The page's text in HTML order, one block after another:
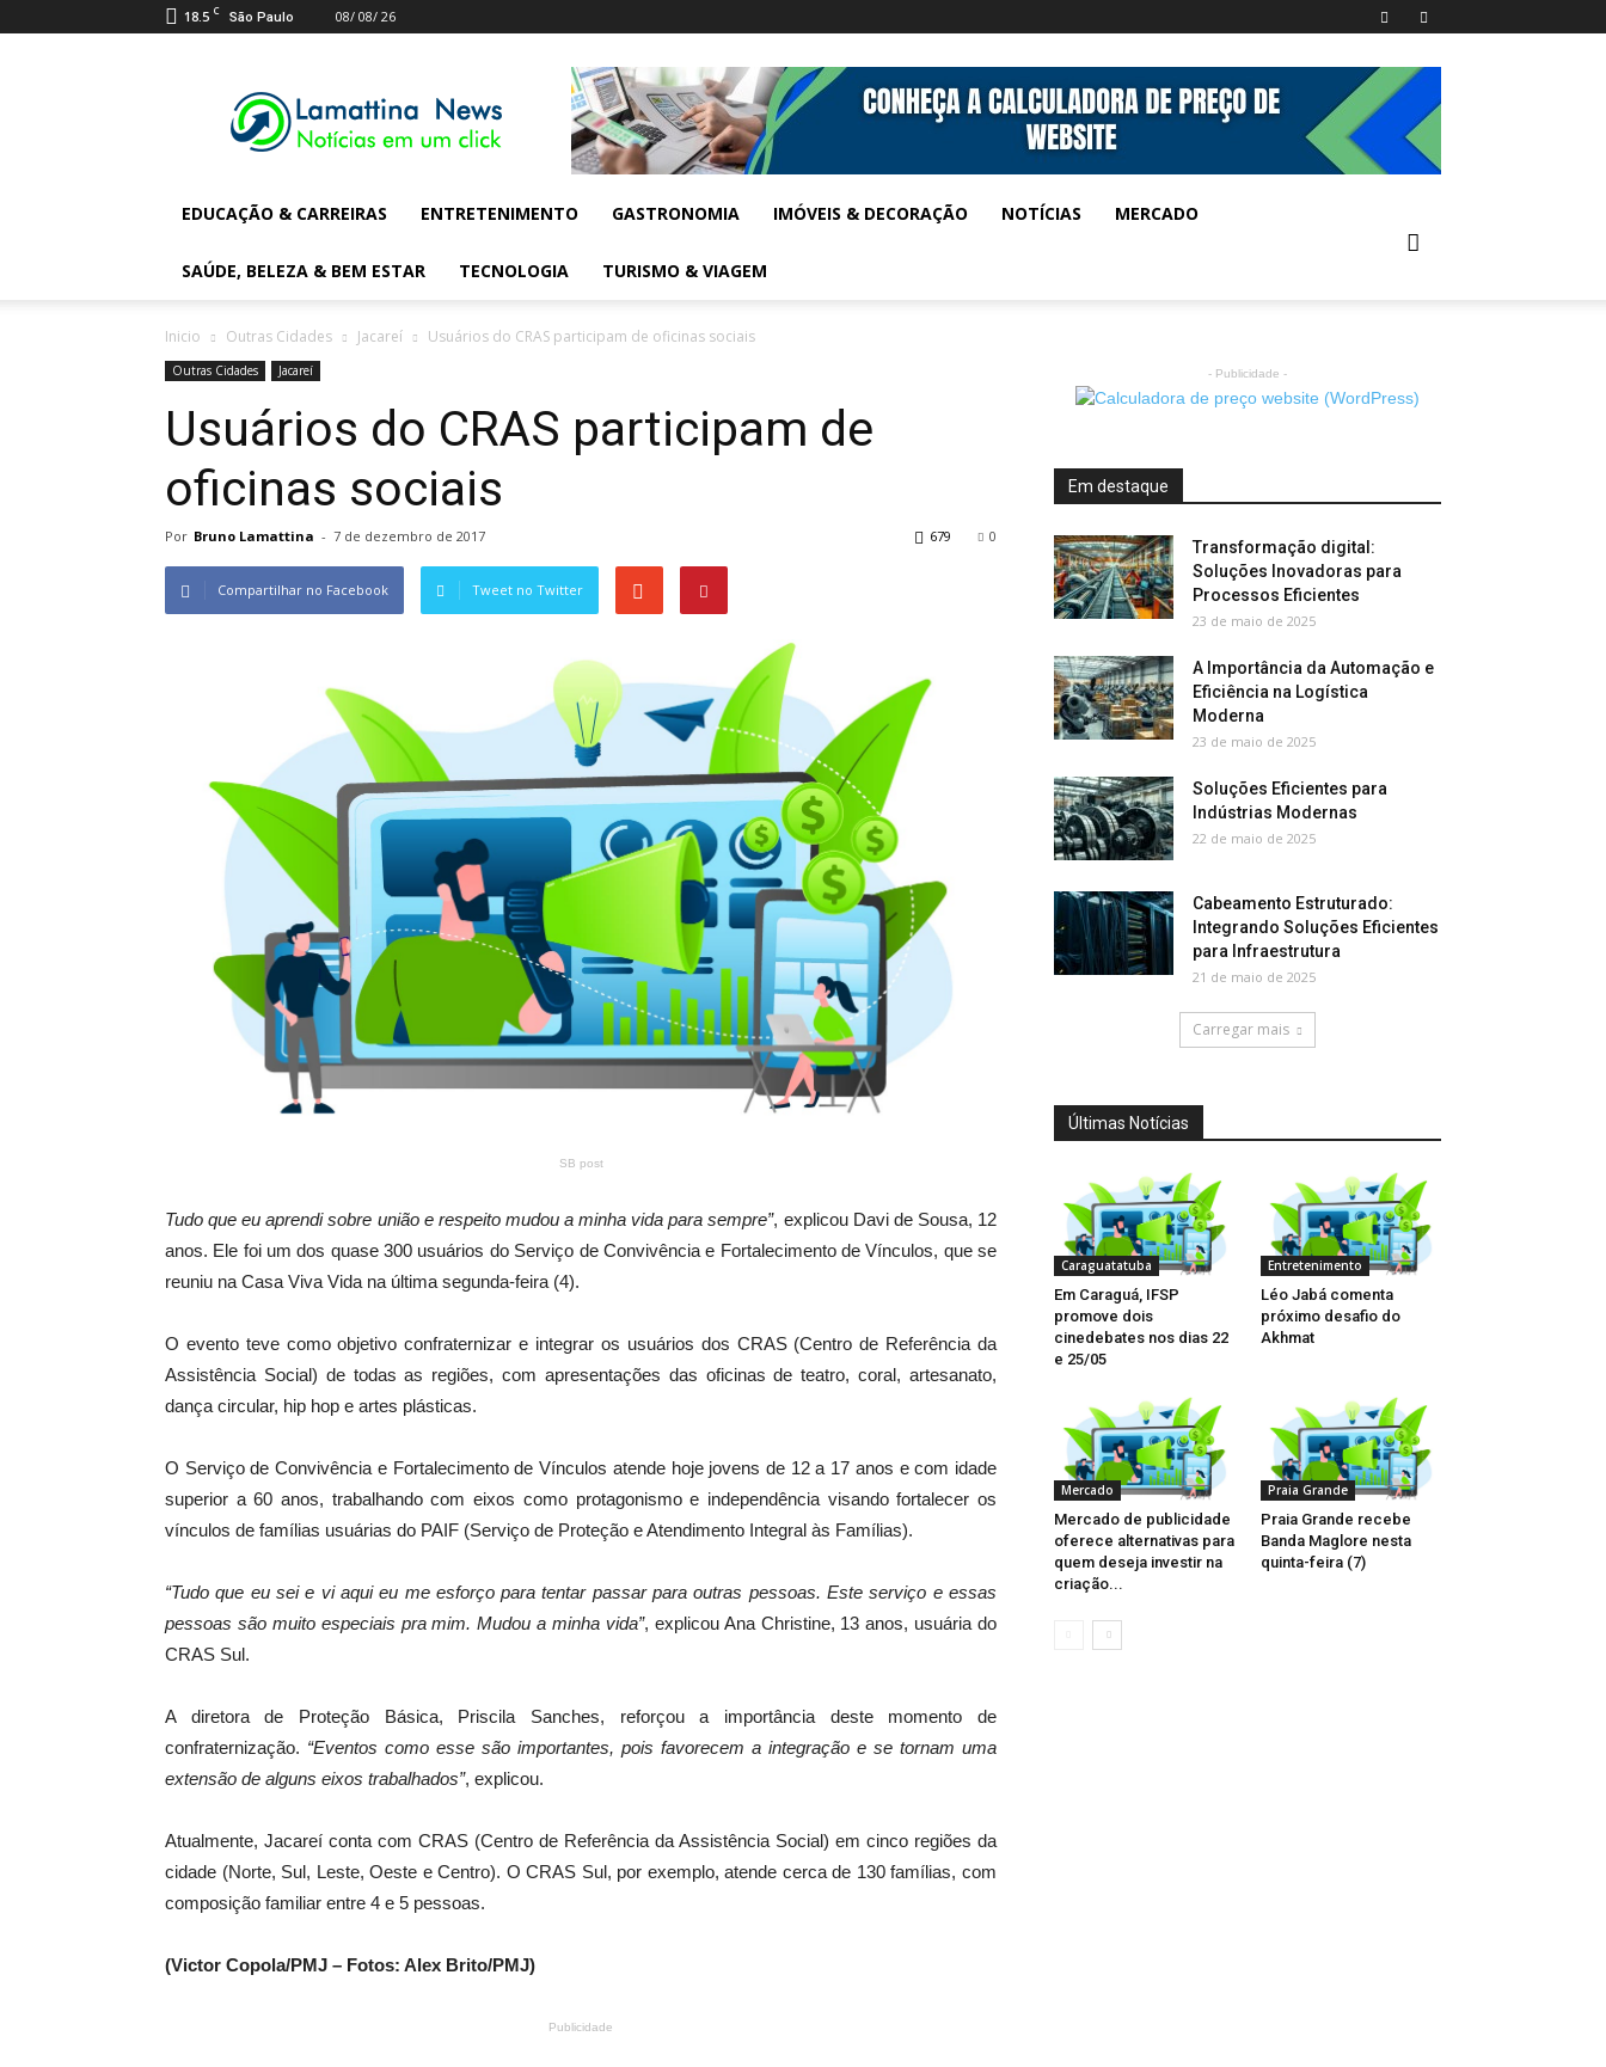
18.5 C São Paulo 08/ 08/ 26
Digital
News
EDUCAÇÃO & CARREIRAS ENTRETENIMENTO GASTRONOMIA IMÓVEIS & DECORAÇÃO NOTÍCIAS MERCADO
SAÚDE, BELEZA & BEM ESTAR TECNOLOGIA TURISMO & VIAGEM
Inicio Outras Cidades Jacareí Usuários do CRAS participam de oficinas sociais
Outras Cidades Jacareí
Usuários do CRAS participam de
oficinas sociais
Por Bruno Lamattina - 7 de dezembro de 2017 0
679
Compartilhar no Facebook Tweet no Twitter
SB post
Tudo que eu aprendi sobre união e respeito mudou a minha vida para sempre”, explicou Davi de Sousa, 12
anos. Ele foi um dos quase 300 usuários do Serviço de Convivência e Fortalecimento de Vínculos, que se
reuniu na Casa Viva Vida na última segunda-feira (4).
O evento teve como objetivo confraternizar e integrar os usuários dos CRAS (Centro de Referência da
Assistência Social) de todas as regiões, com apresentações das oficinas de teatro, coral, artesanato,
dança circular, hip hop e artes plásticas.
O Serviço de Convivência e Fortalecimento de Vínculos atende hoje jovens de 12 a 17 anos e com idade
superior a 60 anos, trabalhando com eixos como protagonismo e independência visando fortalecer os
vínculos de famílias usuárias do PAIF (Serviço de Proteção e Atendimento Integral às Famílias).
“Tudo que eu sei e vi aqui eu me esforço para tentar passar para outras pessoas. Este serviço e essas
pessoas são muito especiais pra mim. Mudou a minha vida”, explicou Ana Christine, 13 anos, usuária do
CRAS Sul.
A diretora de Proteção Básica, Priscila Sanches, reforçou a importância deste momento de
confraternização. “Eventos como esse são importantes, pois favorecem a integração e se tornam uma
extensão de alguns eixos trabalhados”, explicou.
Atualmente, Jacareí conta com CRAS (Centro de Referência da Assistência Social) em cinco regiões da
cidade (Norte, Sul, Leste, Oeste e Centro). O CRAS Sul, por exemplo, atende cerca de 130 famílias, com
composição familiar entre 4 e 5 pessoas.
(Victor Copola/PMJ – Fotos: Alex Brito/PMJ)
Publicidade
- Publicidade -
Em destaque
Transformação digital:
Soluções Inovadoras para
Processos Eficientes
23 de maio de 2025
A Importância da Automação e
Eficiência na Logística
Moderna
23 de maio de 2025
Soluções Eficientes para
Indústrias Modernas
22 de maio de 2025
Cabeamento Estruturado:
Integrando Soluções Eficientes
para Infraestrutura
21 de maio de 2025
Carregar mais
Últimas Notícias
Caraguatatuba
Em Caraguá, IFSP
promove dois
cinedebates nos dias 22
e 25/05
Entretenimento
Léo Jabá comenta
próximo desafio do
Akhmat
Mercado
Mercado de publicidade
oferece alternativas para
quem deseja investir na
criação...
Praia Grande
Praia Grande recebe
Banda Maglore nesta
quinta-feira (7)